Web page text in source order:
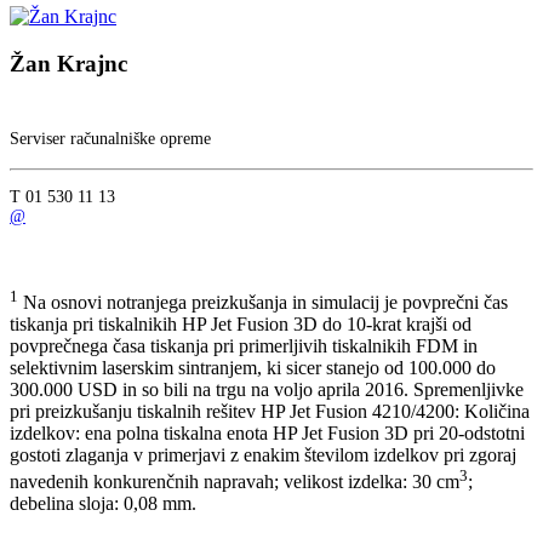
Žan Krajnc
Serviser računalniške opreme
T 01 530 11 13
@
1 Na osnovi notranjega preizkušanja in simulacij je povprečni čas
tiskanja pri tiskalnikih HP Jet Fusion 3D do 10-krat krajši od
povprečnega časa tiskanja pri primerljivih tiskalnikih FDM in
selektivnim laserskim sintranjem, ki sicer stanejo od 100.000 do
300.000 USD in so bili na trgu na voljo aprila 2016. Spremenljivke
pri preizkušanju tiskalnih rešitev HP Jet Fusion 4210/4200: Količina
izdelkov: ena polna tiskalna enota HP Jet Fusion 3D pri 20-odstotni
gostoti zlaganja v primerjavi z enakim številom izdelkov pri zgoraj
navedenih konkurenčnih napravah; velikost izdelka: 30 cm3;
debelina sloja: 0,08 mm.